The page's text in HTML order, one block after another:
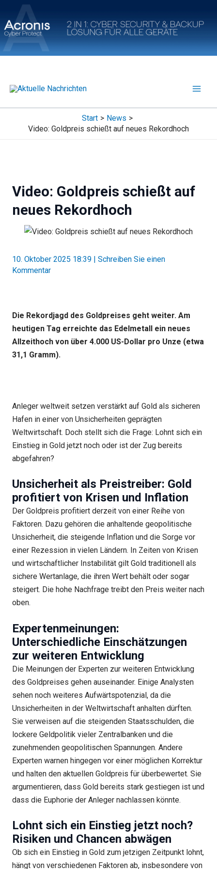
Inhalt
springen
Start
News
Video: Goldpreis schießt auf neues Rekordhoch
Video: Goldpreis schießt auf
neues Rekordhoch
10. Oktober 2025 18:39 | Schreiben Sie einen
Kommentar
Die Rekordjagd des Goldpreises geht weiter. Am
heutigen Tag erreichte das Edelmetall ein neues
Allzeithoch von über 4.000 US-Dollar pro Unze (etwa
31,1 Gramm).
Anleger weltweit setzen verstärkt auf Gold als sicheren
Hafen in einer von Unsicherheiten geprägten
Weltwirtschaft. Doch stellt sich die Frage: Lohnt sich ein
Einstieg in Gold jetzt noch oder ist der Zug bereits
abgefahren?
Unsicherheit als Preistreiber: Gold
profitiert von Krisen und Inflation
Der Goldpreis profitiert derzeit von einer Reihe von
Faktoren. Dazu gehören die anhaltende geopolitische
Unsicherheit, die steigende Inflation und die Sorge vor
einer Rezession in vielen Ländern. In Zeiten von Krisen
und wirtschaftlicher Instabilität gilt Gold traditionell als
sichere Wertanlage, die ihren Wert behält oder sogar
steigert. Die hohe Nachfrage treibt den Preis weiter nach
oben.
Expertenmeinungen:
Unterschiedliche Einschätzungen
zur weiteren Entwicklung
Die Meinungen der Experten zur weiteren Entwicklung
des Goldpreises gehen auseinander. Einige Analysten
sehen noch weiteres Aufwärtspotenzial, da die
Unsicherheiten in der Weltwirtschaft anhalten dürften.
Sie verweisen auf die steigenden Staatsschulden, die
lockere Geldpolitik vieler Zentralbanken und die
zunehmenden geopolitischen Spannungen. Andere
Experten warnen hingegen vor einer möglichen Korrektur
und halten den aktuellen Goldpreis für überbewertet. Sie
argumentieren, dass Gold bereits stark gestiegen ist und
dass die Euphorie der Anleger nachlassen könnte.
Lohnt sich ein Einstieg jetzt noch?
Risiken und Chancen abwägen
Ob sich ein Einstieg in Gold zum jetzigen Zeitpunkt lohnt,
hängt von verschiedenen Faktoren ab, insbesondere von